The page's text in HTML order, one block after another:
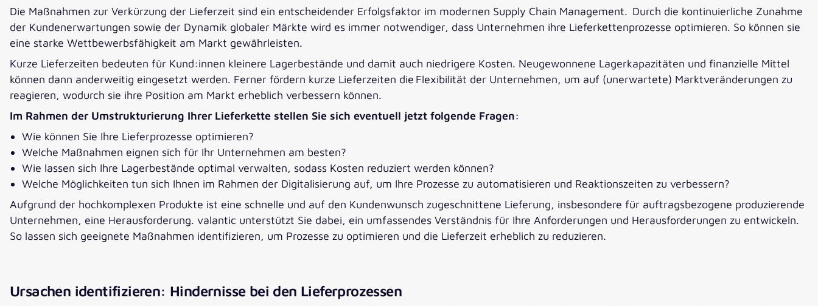
Die Maßnahmen zur Verkürzung der Lieferzeit sind ein entscheidender Erfolgsfaktor im modernen Supply Chain Management. Durch die kontinuierliche Zunahme
der Kundenerwartungen sowie der Dynamik globaler Märkte wird es immer notwendiger, dass Unternehmen ihre Lieferkettenprozesse optimieren. So können sie
eine starke Wettbewerbsfähigkeit am Markt gewährleisten.
Kurze Lieferzeiten bedeuten für Kund:innen kleinere Lagerbestände und damit auch niedrigere Kosten. Neugewonnene Lagerkapazitäten und finanzielle Mittel
können dann anderweitig eingesetzt werden. Ferner fördern kurze Lieferzeiten die Flexibilität der Unternehmen, um auf (unerwartete) Marktveränderungen zu
reagieren, wodurch sie ihre Position am Markt erheblich verbessern können.
Im Rahmen der Umstrukturierung Ihrer Lieferkette stellen Sie sich eventuell jetzt folgende Fragen:
Wie können Sie Ihre Lieferprozesse optimieren?
Welche Maßnahmen eignen sich für Ihr Unternehmen am besten?
Wie lassen sich Ihre Lagerbestände optimal verwalten, sodass Kosten reduziert werden können?
Welche Möglichkeiten tun sich Ihnen im Rahmen der Digitalisierung auf, um Ihre Prozesse zu automatisieren und Reaktionszeiten zu verbessern?
Aufgrund der hochkomplexen Produkte ist eine schnelle und auf den Kundenwunsch zugeschnittene Lieferung, insbesondere für auftragsbezogene produzierende
Unternehmen, eine Herausforderung. valantic unterstützt Sie dabei, ein umfassendes Verständnis für Ihre Anforderungen und Herausforderungen zu entwickeln.
So lassen sich geeignete Maßnahmen identifizieren, um Prozesse zu optimieren und die Lieferzeit erheblich zu reduzieren.
Ursachen identifizieren: Hindernisse bei den Lieferprozessen